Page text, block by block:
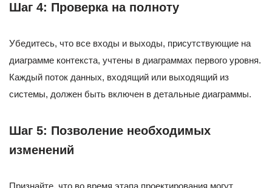
Шаг 4: Проверка на полноту
Убедитесь, что все входы и выходы, присутствующие на
диаграмме контекста, учтены в диаграммах первого уровня.
Каждый поток данных, входящий или выходящий из
системы, должен быть включен в детальные диаграммы.
Шаг 5: Позволение необходимых
изменений